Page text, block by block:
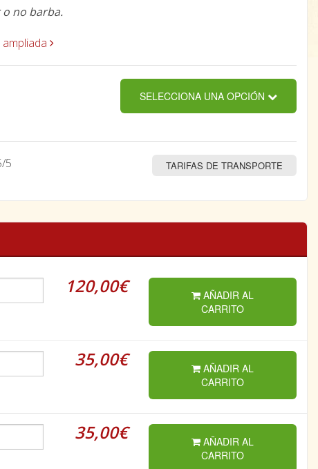
no barba.
SELECCIONA UNA OPCIÓN
5 TARIFAS DE TRANSPORTE
120,00€
AÑADIR AL
CARRITO
35,00€
AÑADIR AL
CARRITO
35,00€
AÑADIR AL
CARRITO